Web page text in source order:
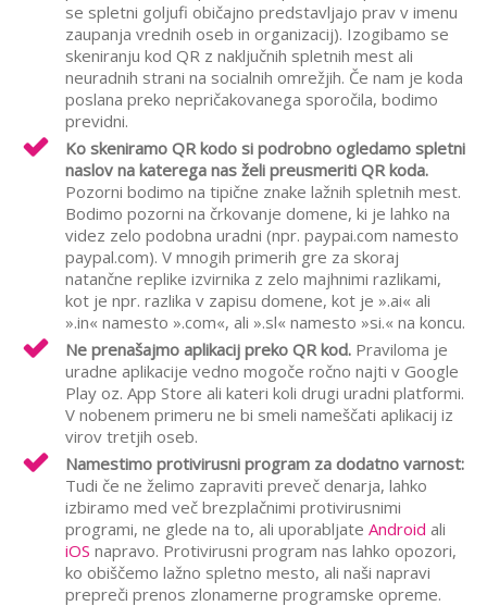
se spletni goljufi običajno predstavljajo prav v imenu
zaupanja vrednih oseb in organizacij). Izogibamo se
skeniranju kod QR z naključnih spletnih mest ali
neuradnih strani na socialnih omrežjih. Če nam je koda
poslana preko nepričakovanega sporočila, bodimo
previdni.
Ko skeniramo QR kodo si podrobno ogledamo spletni
naslov na katerega nas želi preusmeriti QR koda.
Pozorni bodimo na tipične znake lažnih spletnih mest.
Bodimo pozorni na črkovanje domene, ki je lahko na
videz zelo podobna uradni (npr. paypai.com namesto
paypal.com). V mnogih primerih gre za skoraj
natančne replike izvirnika z zelo majhnimi razlikami,
kot je npr. razlika v zapisu domene, kot je ».ai« ali
».in« namesto ».com«, ali ».sl« namesto »si.« na koncu.
Ne prenašajmo aplikacij preko QR kod. Praviloma je
uradne aplikacije vedno mogoče ročno najti v Google
Play oz. App Store ali kateri koli drugi uradni platformi.
V nobenem primeru ne bi smeli nameščati aplikacij iz
virov tretjih oseb.
Namestimo protivirusni program za dodatno varnost:
Tudi če ne želimo zapraviti preveč denarja, lahko
izbiramo med več brezplačnimi protivirusnimi
programi, ne glede na to, ali uporabljate Android ali
iOS napravo. Protivirusni program nas lahko opozori,
ko obiščemo lažno spletno mesto, ali naši napravi
prepreči prenos zlonamerne programske opreme.